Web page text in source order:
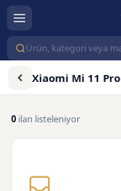
Xiaomi Mi 11 Pro
0 ilan listeleniyor